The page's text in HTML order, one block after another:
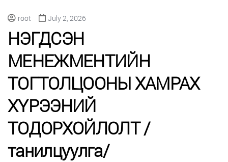
root July 2, 2026
НЭГДСЭН
МЕНЕЖМЕНТИЙН
ТОГТОЛЦООНЫ ХАМРАХ
ХҮРЭЭНИЙ
ТОДОРХОЙЛОЛТ /
танилцуулга/